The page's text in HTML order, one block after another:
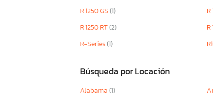
R 1250 GS(1)
R 1250 RT(2) R
R-Series(1)
Búsqueda por Locación
Alabama(1)